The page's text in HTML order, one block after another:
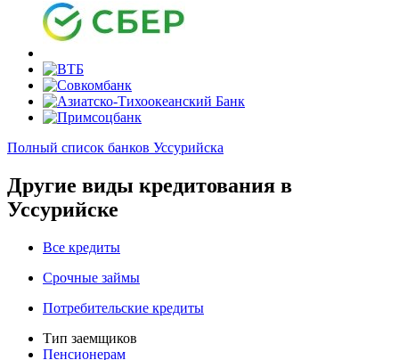
Полный список банков Уссурийска
Другие виды кредитования в
Уссурийске
Все кредиты
Срочные займы
Потребительские кредиты
Тип заемщиков
Пенсионерам